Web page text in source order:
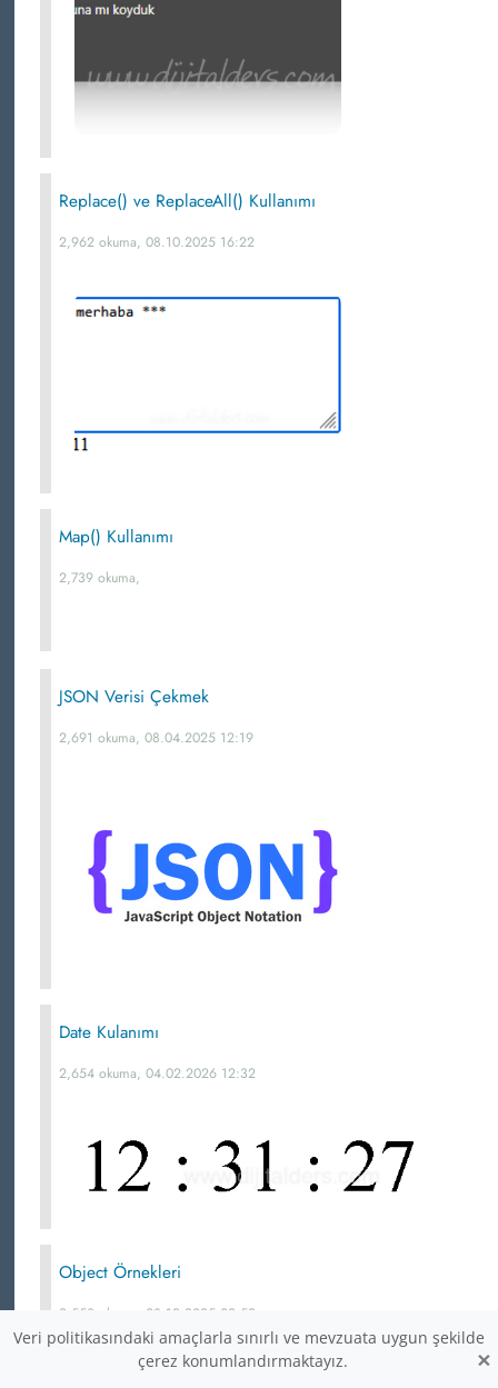
Replace() ve ReplaceAll() Kullanımı
2,962 okuma, 08.10.2025 16:22
Map() Kullanımı
2,739 okuma,
JSON Verisi Çekmek
2,691 okuma, 08.04.2025 12:19
Date Kulanımı
2,654 okuma, 04.02.2026 12:32
Object Örnekleri
2,553 okuma, 03.12.2025 09:52
Veri politikasındaki amaçlarla sınırlı ve mevzuata uygun şekilde
çerez konumlandırmaktayız.
×